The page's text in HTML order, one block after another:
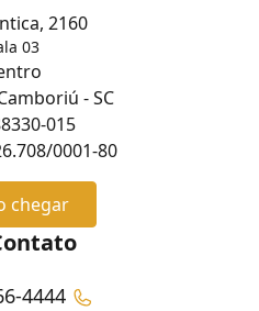
2160
03
- SC
015
0001-80
chegar
4444